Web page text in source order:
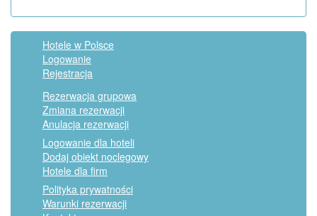
Hotele w Polsce
Logowanie
Rejestracja
Rezerwacja grupowa
Zmiana rezerwacji
Anulacja rezerwacji
Logowanie dla hoteli
Dodaj obiekt noclegowy
Hotele dla firm
Polityka prywatności
Warunki rezerwacji